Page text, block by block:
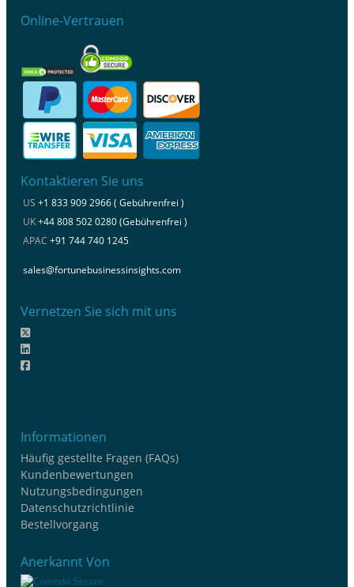
Online-Vertrauen
Kontaktieren Sie uns
US +1 833 909 2966 ( Gebührenfrei )
UK+44 808 502 0280 (Gebührenfrei )
APAC +91 744 740 1245
sales@fortunebusinessinsights.com
Vernetzen Sie sich mit uns
Informationen
Häufig gestellte Fragen (FAQs)
Kundenbewertungen
Nutzungsbedingungen
Datenschutzrichtlinie
Bestellvorgang
Anerkannt Von